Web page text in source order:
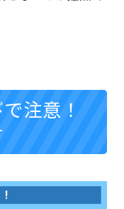
注意！